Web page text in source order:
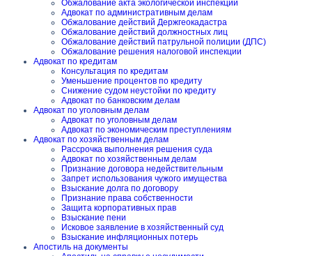
Обжалование акта экологической инспекции
Адвокат по административным делам
Обжалование действий Держгеокадастра
Обжалование действий должностных лиц
Обжалование действий патрульной полиции (ДПС)
Обжалование решения налоговой инспекции
Адвокат по кредитам
Консультация по кредитам
Уменьшение процентов по кредиту
Снижение судом неустойки по кредиту
Адвокат по банковским делам
Адвокат по уголовным делам
Адвокат по уголовным делам
Адвокат по экономическим преступлениям
Адвокат по хозяйственным делам
Рассрочка выполнения решения суда
Адвокат по хозяйственным делам
Признание договора недействительным
Запрет использования чужого имущества
Взыскание долга по договору
Признание права собственности
Защита корпоративных прав
Взыскание пени
Исковое заявление в хозяйственный суд
Взыскание инфляционных потерь
Апостиль на документы